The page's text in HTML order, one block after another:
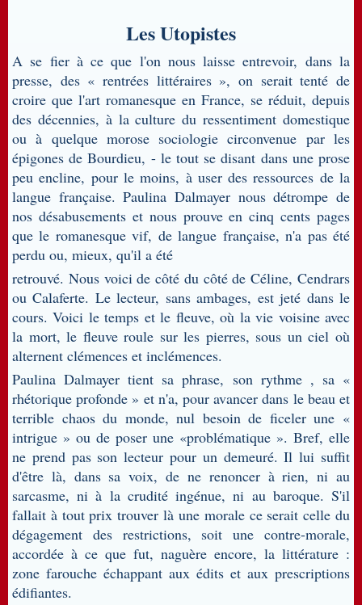
Les Utopistes
A se fier à ce que l'on nous laisse entrevoir, dans la
presse, des « rentrées littéraires », on serait tenté de
croire que l'art romanesque en France, se réduit, depuis
des décennies, à la culture du ressentiment domestique
ou à quelque morose sociologie circonvenue par les
épigones de Bourdieu, - le tout se disant dans une prose
peu encline, pour le moins, à user des ressources de la
langue française. Paulina Dalmayer nous détrompe de
nos désabusements et nous prouve en cinq cents pages
que le romanesque vif, de langue française, n'a pas été
perdu ou, mieux, qu'il a été
retrouvé. Nous voici de côté du côté de Céline, Cendrars
ou Calaferte. Le lecteur, sans ambages, est jeté dans le
cours. Voici le temps et le fleuve, où la vie voisine avec
la mort, le fleuve roule sur les pierres, sous un ciel où
alternent clémences et inclémences.
Paulina Dalmayer tient sa phrase, son rythme , sa «
rhétorique profonde » et n'a, pour avancer dans le beau et
terrible chaos du monde, nul besoin de ficeler une «
intrigue » ou de poser une «problématique ». Bref, elle
ne prend pas son lecteur pour un demeuré. Il lui suffit
d'être là, dans sa voix, de ne renoncer à rien, ni au
sarcasme, ni à la crudité ingénue, ni au baroque. S'il
fallait à tout prix trouver là une morale ce serait celle du
dégagement des restrictions, soit une contre-morale,
accordée à ce que fut, naguère encore, la littérature :
zone farouche échappant aux édits et aux prescriptions
édifiantes.